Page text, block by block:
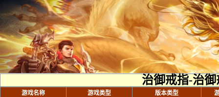
治御戒指-治
游戏名称 游戏类型 版本类型